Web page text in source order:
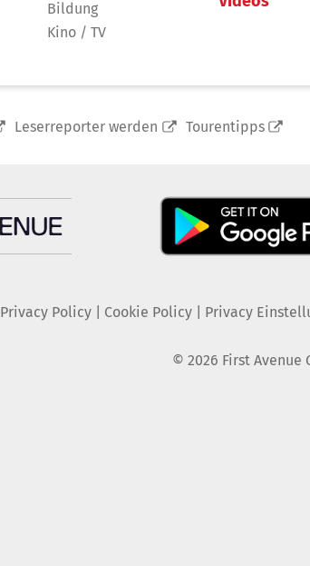
Bildung
Kino / TV
Leserreporter werden Tourentipps
Privacy Policy| Cookie Policy| Privacy
© 2026 First Avenue